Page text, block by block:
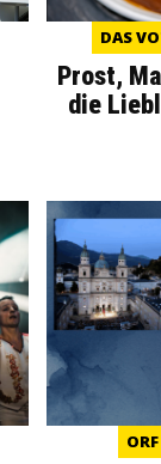
DAS
Prost,
die